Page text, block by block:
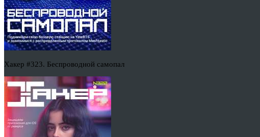
Хакер #323. Беспроводной самопал